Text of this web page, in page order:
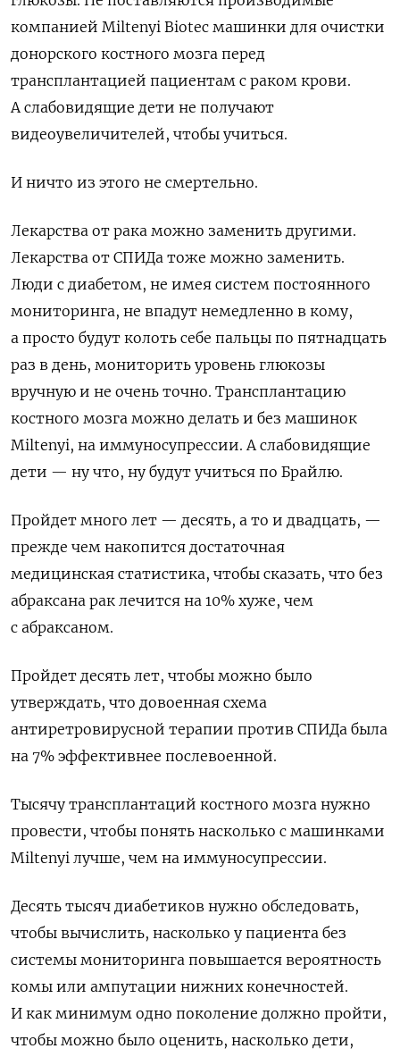
компанией Miltenyi Biotec машинки для очистки
донорского костного мозга перед
трансплантацией пациентам с раком крови.
А слабовидящие дети не получают
видеоувеличителей, чтобы учиться.
И ничто из этого не смертельно.
Лекарства от рака можно заменить другими.
Лекарства от СПИДа тоже можно заменить.
Люди с диабетом, не имея систем постоянного
мониторинга, не впадут немедленно в кому,
а просто будут колоть себе пальцы по пятнадцать
раз в день, мониторить уровень глюкозы
вручную и не очень точно. Трансплантацию
костного мозга можно делать и без машинок
Miltenyi, на иммуносупрессии. А слабовидящие
дети — ну что, ну будут учиться по Брайлю.
Пройдет много лет — десять, а то и двадцать, —
прежде чем накопится достаточная
медицинская статистика, чтобы сказать, что без
абраксана рак лечится на 10% хуже, чем
с абраксаном.
Пройдет десять лет, чтобы можно было
утверждать, что довоенная схема
антиретровирусной терапии против СПИДа была
на 7% эффективнее послевоенной.
Тысячу трансплантаций костного мозга нужно
провести, чтобы понять насколько с машинками
Miltenyi лучше, чем на иммуносупрессии.
Десять тысяч диабетиков нужно обследовать,
чтобы вычислить, насколько у пациента без
системы мониторинга повышается вероятность
комы или ампутации нижних конечностей.
И как минимум одно поколение должно пройти,
чтобы можно было оценить, насколько дети,